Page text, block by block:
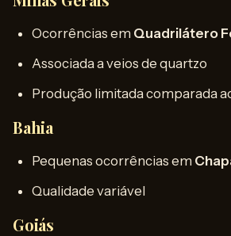
Ocorrências em Quadrilátero
Associada a veios de quartzo
Produção limitada comparada
Bahia
Pequenas ocorrências em
Qualidade variável
Goiás